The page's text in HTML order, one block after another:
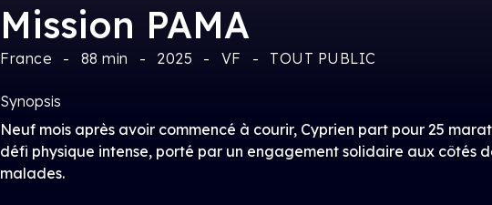
Mission PAMA
France 88 min 2025 VF TOUT PUBLIC
Synopsis
Neuf mois après avoir commencé à courir, Cyprien part pour 25
défi physique intense, porté par un engagement solidaire aux côtés
malades.